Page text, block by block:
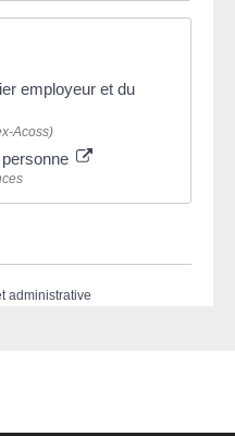
employeur et du
Acoss)
administrative